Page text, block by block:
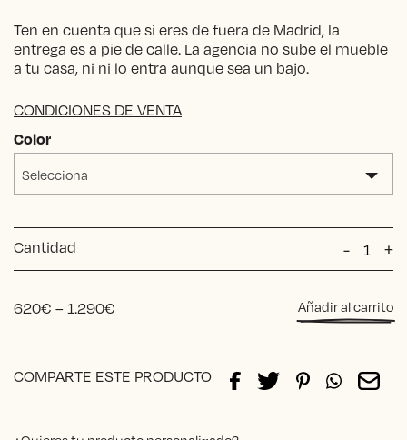
Ten en cuenta que si eres de fuera de Madrid, la
entrega es a pie de calle. La agencia no sube el mueble
a tu casa, ni ni lo entra aunque sea un bajo.
CONDICIONES DE VENTA
Color
Selecciona
Cantidad -
MESA
+
620€ –1.290€
1.290€
Añadir al carrito
COMPARTE ESTE PRODUCTO